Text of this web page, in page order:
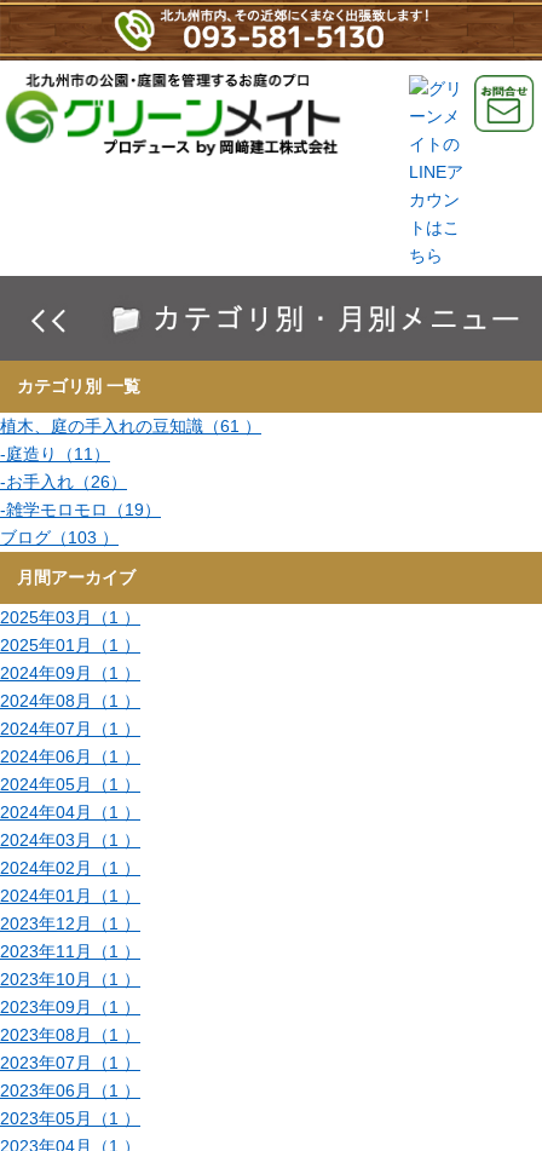
カテゴリ別 一覧
植木、庭の手入れの豆知識（61 ）
-庭造り（11）
-お手入れ（26）
-雑学モロモロ（19）
ブログ（103 ）
月間アーカイブ
2025年03月（1 ）
2025年01月（1 ）
2024年09月（1 ）
2024年08月（1 ）
2024年07月（1 ）
2024年06月（1 ）
2024年05月（1 ）
2024年04月（1 ）
2024年03月（1 ）
2024年02月（1 ）
2024年01月（1 ）
2023年12月（1 ）
2023年11月（1 ）
2023年10月（1 ）
2023年09月（1 ）
2023年08月（1 ）
2023年07月（1 ）
2023年06月（1 ）
2023年05月（1 ）
2023年04月（1 ）